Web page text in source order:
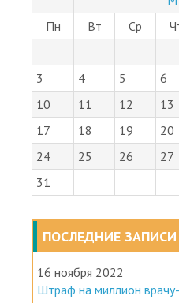
Пн
Вт Ср
3
4 5 6
10
11 12 13
17
18 19 20
24
25 26 27
31
ПОСЛЕДНИЕ ЗАПИСИ
16 ноября 2022
Штраф на миллион врачу-
Информация